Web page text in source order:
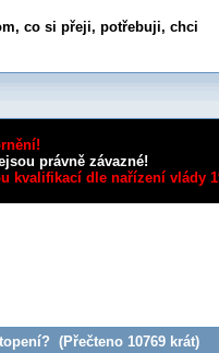
co si přeji, potřebuji, chci
právně závazné!
kvalifikací dle nařízení vlády
(Přečteno 10769 krát)